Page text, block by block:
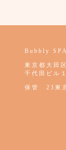
Bubbly
東京都大田
千代田ビル
保管 23東